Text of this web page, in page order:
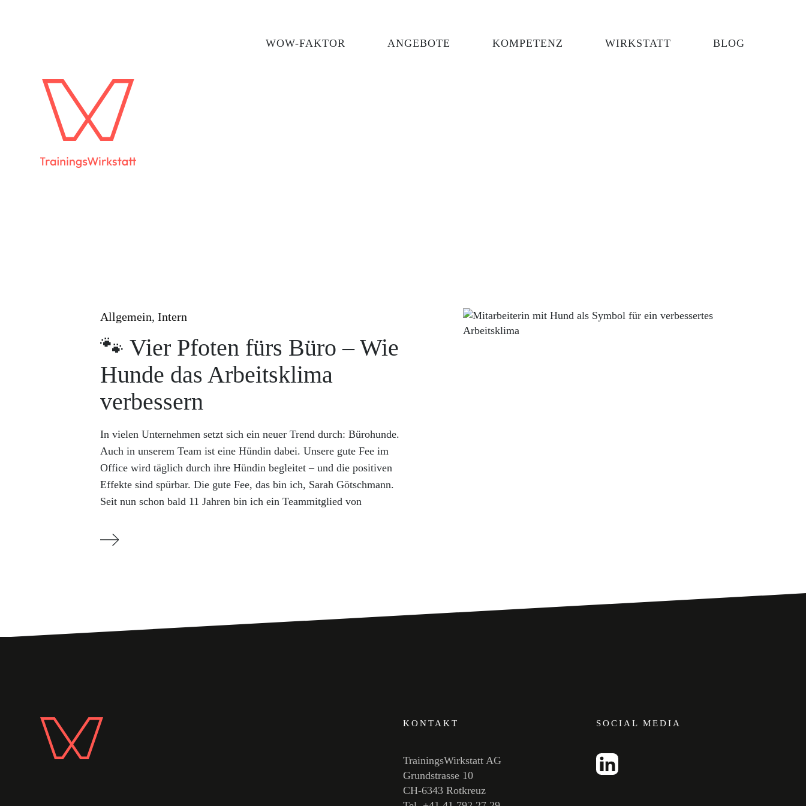
WOW-FAKTOR ANGEBOTE KOMPETENZ WIRKSTATT BLOG
Allgemein,Intern
🐾 Vier Pfoten fürs Büro – Wie
Hunde das Arbeitsklima
verbessern
In vielen Unternehmen setzt sich ein neuer Trend durch: Bürohunde.
Auch in unserem Team ist eine Hündin dabei. Unsere gute Fee im
Office wird täglich durch ihre Hündin begleitet – und die positiven
Effekte sind spürbar. Die gute Fee, das bin ich, Sarah Götschmann.
Seit nun schon bald 11 Jahren bin ich ein Teammitglied von
KONTAKT
TrainingsWirkstatt AG
Grundstrasse 10
CH-6343 Rotkreuz
SOCIAL MEDIA